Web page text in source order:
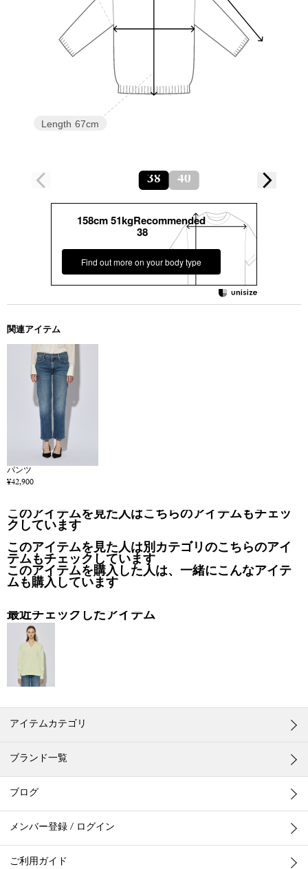
Length 67cm
38 40
158cm 51kgRecommended
38
Find out more on your body type
関連アイテム
パンツ
¥42,900
このアイテムを見た人はこちらのアイテムもチェッ
クしています
このアイテムを見た人は別カテゴリのこちらのアイ
テムもチェックしています
このアイテムを購入した人は、一緒にこんなアイテ
ムも購入しています
最近チェックしたアイテム
アイテムカテゴリ
ブランド一覧
ブログ
メンバー登録 / ログイン
ご利用ガイド